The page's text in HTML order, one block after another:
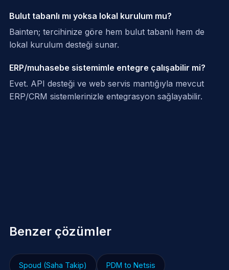
Bulut tabanlı mı yoksa lokal kurulum mu?
Bainten; tercihinize göre hem bulut tabanlı hem de
lokal kurulum desteği sunar.
ERP/muhasebe sistemimle entegre çalışabilir mi?
Evet. API desteği ve web servis mantığıyla mevcut
ERP/CRM sistemlerinizle entegrasyon sağlayabilir.
Benzer çözümler
Spoud (Saha Takip) PDM to Netsis